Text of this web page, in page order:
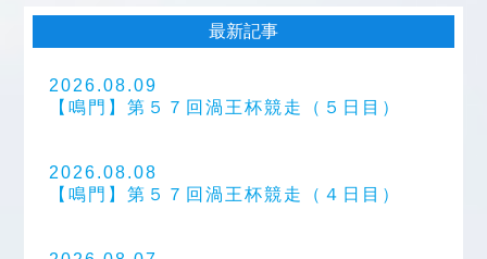
最新記事
2026.08.09
【鳴門】第５７回渦王杯競走（５日目）
2026.08.08
【鳴門】第５７回渦王杯競走（４日目）